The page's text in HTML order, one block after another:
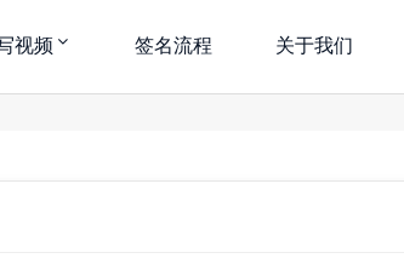
视频 签名流程 关于我们